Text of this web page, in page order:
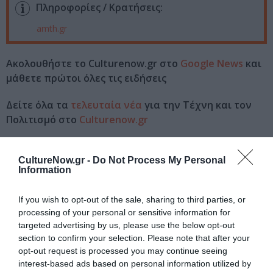
CultureNow.gr - Do Not Process My Personal
Information
If you wish to opt-out of the sale, sharing to third parties, or
processing of your personal or sensitive information for
targeted advertising by us, please use the below opt-out
section to confirm your selection. Please note that after your
opt-out request is processed you may continue seeing
interest-based ads based on personal information utilized by
Πληροφορίες / Κρατήσεις:
amth.gr
Ακολουθήστε το Culturenow.gr στο Google News και
μάθετε πρώτοι όλες τις ειδήσεις
Δείτε όλα τα τελευταία νέα για την Τέχνη και τον
Πολιτισμό στο Culturenow.gr
ΔΩΡΕΑΝ ΕΚΔΗΛΩΣΕΙΣ
ΚΑΛΟΚΑΙΡΙΝΕΣ ΣΥΝΑΥΛΙΕΣ
ΣΥΝΑΥΛΙΕΣ 2022
Newsletter